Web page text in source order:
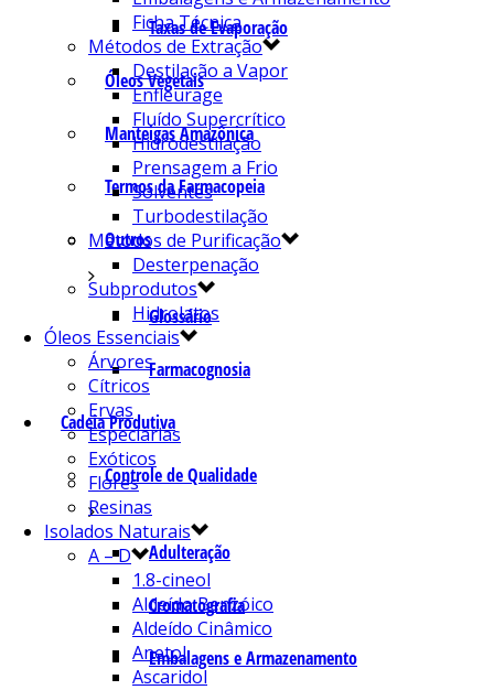
Taxas de Evaporação
Óleos Vegetais
Manteigas Amazônica
Termos da Farmacopeia
Outros
Glossário
Farmacognosia
Cadeia Produtiva
Controle de Qualidade
Adulteração
Cromatografia
Embalagens e Armazenamento
Ficha Técnica
Métodos de Extração
Destilação a Vapor
Enfleurage
Fluído Supercrítico
Hidrodestilação
Prensagem a Frio
Solventes
Turbodestilação
Métodos de Purificação
Desterpenação
Subprodutos
Hidrolatos
Óleos Essenciais
Árvores
Cítricos
Ervas
Especiarias
Exóticos
Flores
Resinas
Isolados Naturais
A – D
1.8-cineol
Aldeído Benzóico
Aldeído Cinâmico
Anetol
Ascaridol